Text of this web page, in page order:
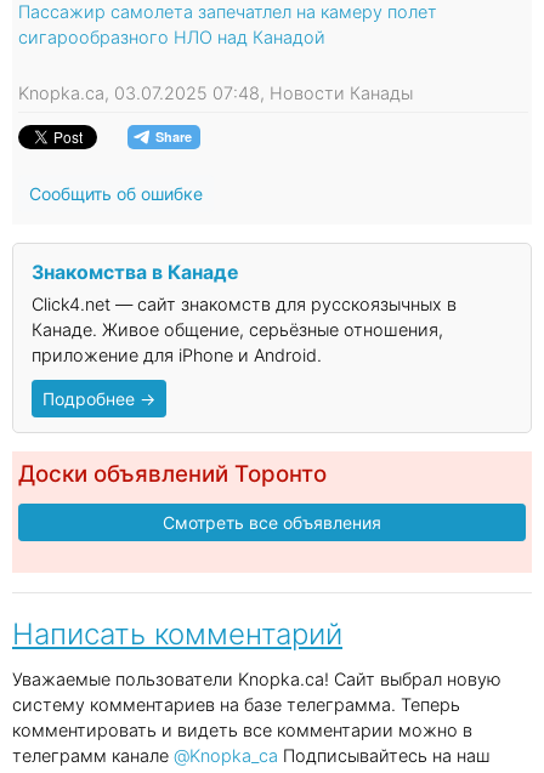
Пассажир самолета запечатлел на камеру полет
сигарообразного НЛО над Канадой
Knopka.ca, 03.07.2025 07:48, Новости Канады
Сообщить об ошибке
Знакомства в Канаде
Click4.net — сайт знакомств для русскоязычных в
Канаде. Живое общение, серьёзные отношения,
приложение для iPhone и Android.
Подробнее →
Доски объявлений Торонто
Смотреть все объявления
Написать комментарий
Уважаемые пользователи Knopka.ca! Сайт выбрал новую
систему комментариев на базе телеграмма. Теперь
комментировать и видеть все комментарии можно в
телеграмм канале @Knopka_ca Подписывайтесь на наш